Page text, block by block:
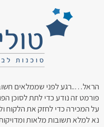
הראל…..רגע לפני שממלאים
פורמט זה נודע כדי לתת לסוכן
על המכירה כדי לחזק את הלקוח
נא למלא תשובות מלאות